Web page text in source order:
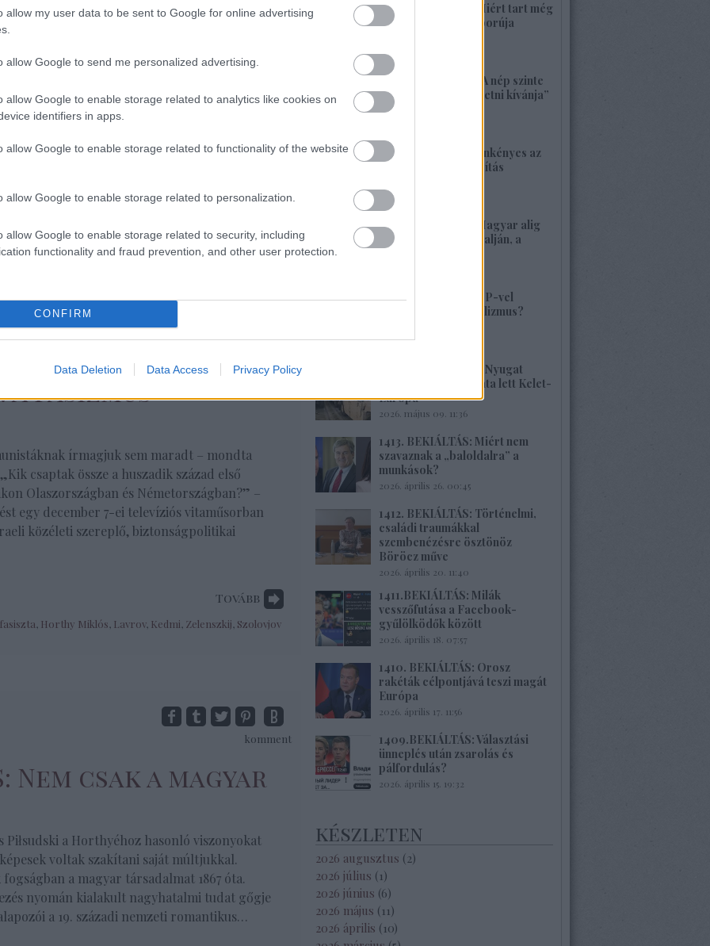
allow my user data to be sent to Google for online advertising
allow Google to send me personalized advertising.
allow Google to enable storage related to analytics like cookies on
identifiers in apps.
allow Google to enable storage related to functionality of the website
allow Google to enable storage related to personalization.
allow Google to enable storage related to security, including
functionality and fraud prevention, and other user protection.
CONFIRM
Data Deletion Data Access Privacy Policy
Novák Katalin is
vakít
ezer kilométerre. Az államfő „hősi halált
ír Facebook-oldalán a nyolcvan évvel ezelőtti,
feláldozott 2. magyar hadseregre emlékező
viszont azt gondolom:
,Don-kanyar ,Nemeskürty István,Novák Katalin,Jány
II.
A fasizmus
írmagjuk sem maradt – mondta
csaptak össze a huszadik század első
Olaszországban és Németországban?” –
egy december 7-ei televíziós vitaműsorban
közéleti szereplő, biztonságpolitikai
Tovább
fasiszta Horthy Miklós Lavrov, Kedmi Zelenszkij Szolovjov
komment
Nem csak a magyar
Piłsudski a Horthyéhoz hasonló viszonyokat
voltak szakítani saját múltjukkal.
a magyar társadalmat 1867 óta.
nyomán kialakult nagyhatalmi tudat gőgje
a 19. századi nemzeti romantikus…
1419. BEKIÁLTÁS: Miért tart még
sokáig a Nyugat háborúja
2026. május 23. 17:35
1418. BEKIÁLTÁS: „A nép szinte
bárkit követ, aki vezetni kívánja”
2026. május 22. 18:18
1417. BEKIÁLTÁS: Önkényes az
alaptörvény-módosítás
1416. BEKIÁLTÁS: Magyar alig
volt, alig van Kárpátalján, a
veszély összetett!
1415. BEKIÁLTÁS: MP-vel
visszatérne a szocializmus?
2026. május 10. 12:25
1414. BEKIÁLTÁS: A Nyugat
hulladékának lerakata lett Kelet-
Európa
2026. május 09. 11:36
1413. BEKIÁLTÁS: Miért nem
szavaznak a „baloldalra” a
munkások?
2026. április 26. 00:45
1412. BEKIÁLTÁS: Történelmi,
családi traumákkal
szembenézésre ösztönöz
Böröcz műve
2026. április 20. 11:40
1411.BEKIÁLTÁS: Milák
vesszőfutása a Facebook-
gyűlölködők között
2026. április 18. 07:57
1410. BEKIÁLTÁS: Orosz
rakéták célpontjává teszi magát
Európa
2026. április 17. 11:56
1409.BEKIÁLTÁS: Választási
ünneplés után zsarolás és
pálfordulás?
2026. április 15. 19:32
készleten
2026 augusztus (2)
2026 július ( 1)
2026 június (6)
2026 május ( 11)
2026 április ( 10)